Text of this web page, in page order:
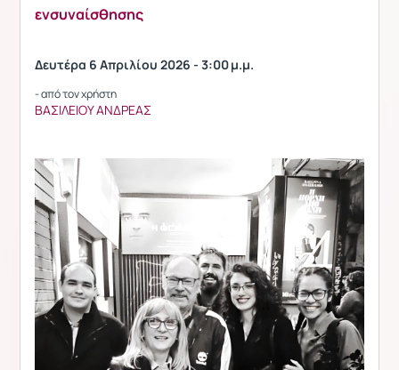
ενσυναίσθησης
Δευτέρα 6 Απριλίου 2026 - 3:00 μ.μ.
- από τον χρήστη
ΒΑΣΙΛΕΙΟΥ ΑΝΔΡΕΑΣ